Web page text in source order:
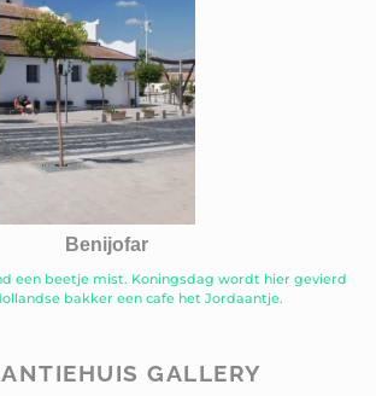
Benijofar
een beetje mist. Koningsdag wordt hier gevierd
bakker een cafe het Jordaantje.
GALLERY